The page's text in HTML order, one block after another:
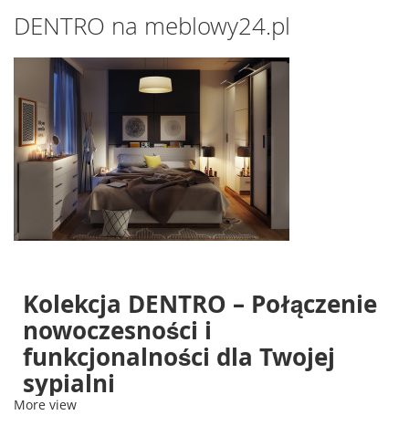
DENTRO na meblowy24.pl
Kolekcja DENTRO – Połączenie
nowoczesności i
funkcjonalności dla Twojej
sypialni
More view